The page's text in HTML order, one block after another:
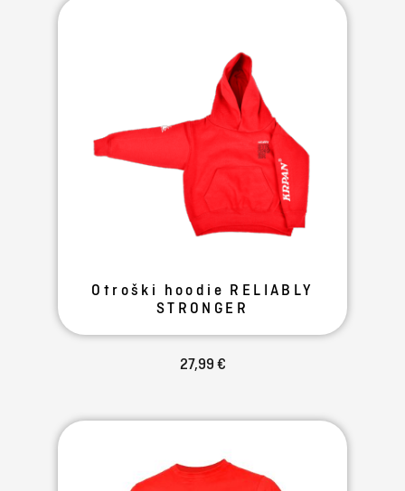
Otroški hoodie RELIABLY
STRONGER
27,99 €